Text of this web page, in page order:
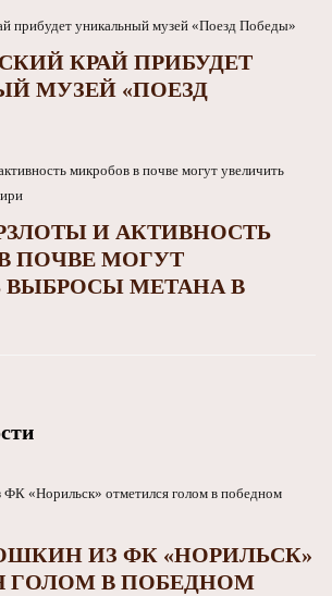
КРАЙ ПРИБУДЕТ
МУЗЕЙ «ПОЕЗД
И АКТИВНОСТЬ
ПОЧВЕ МОГУТ
ВЫБРОСЫ МЕТАНА В
ИЗ ФК «НОРИЛЬСК»
ГОЛОМ В ПОБЕДНОМ